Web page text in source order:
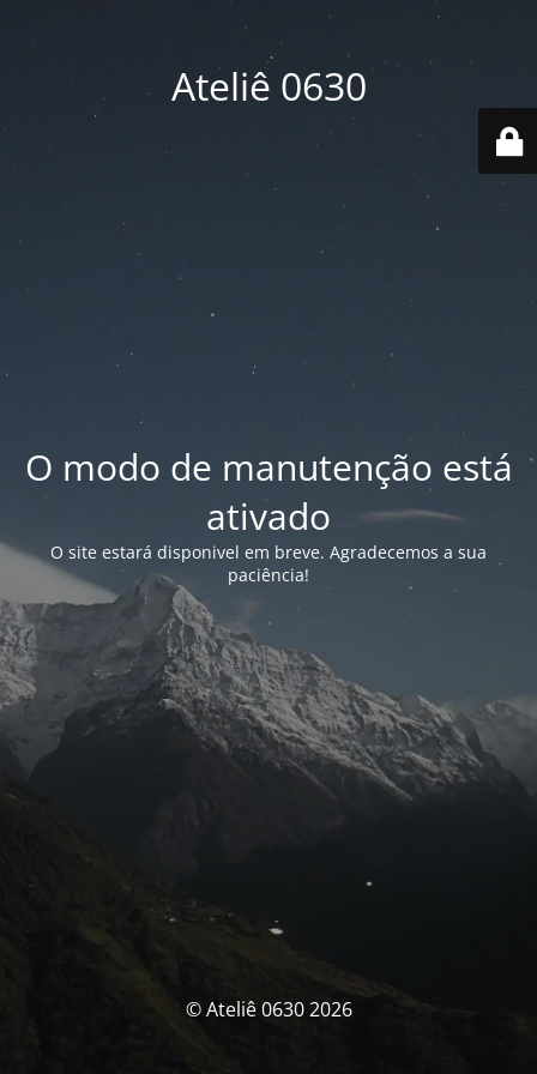
Ateliê 0630
O modo de manutenção está
ativado
O site estará disponivel em breve. Agradecemos a sua
paciência!
© Ateliê 0630 2026